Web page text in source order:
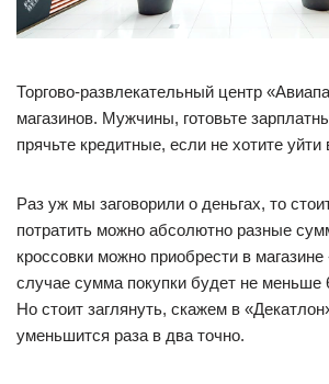
Торгово-развлекательный центр
магазинов. Мужчины, готовьте
прячьте кредитные, если не хотите уйти
Раз уж мы заговорили о деньгах, то
потратить можно абсолютно разные
кроссовки можно приобрести в
случае сумма покупки будет не меньше
Но стоит заглянуть, скажем в
уменьшится раза в два точно.